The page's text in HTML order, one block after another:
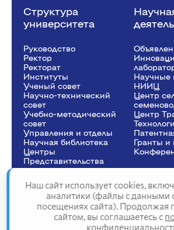
Структура
университета
Руководство
Ректор
Рeкторат
Институты
Ученый совет
Научно-технический
совет
Учебно-методический
совет
Управления и отделы
Научная библиотека
Центры
Представительства
Научные
НИИЦ
Центр
Центр
Гранты и
Сведения об образовательной
Политика
Структура сайта
Наш сайт использует cookies,
аналитики (файлы с данными
посещениях сайта). Продолжая
сайтом, вы соглашаетесь с